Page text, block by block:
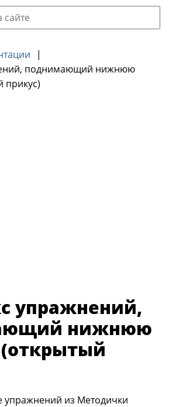
|
поднимающий нижнюю
прикус)
упражнений,
нижнюю
упражнений из Методички